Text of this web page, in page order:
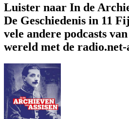
Luister naar In de
De Geschiedenis in 11
vele andere podcasts
wereld met de radio.net-